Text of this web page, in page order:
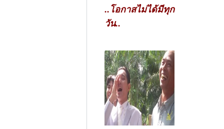
..โอกาสไม่ได้มีทุก
วัน..